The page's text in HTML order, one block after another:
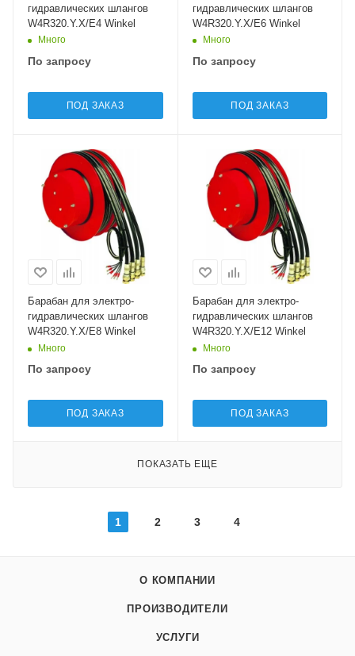
гидравлических шлангов
W4R320.Y.X/E4 Winkel
Много
По запросу
ПОД ЗАКАЗ
гидравлических шлангов
W4R320.Y.X/E6 Winkel
Много
По запросу
ПОД ЗАКАЗ
Барабан для электро-
гидравлических шлангов
W4R320.Y.X/E8 Winkel
Много
По запросу
ПОД ЗАКАЗ
Барабан для электро-
гидравлических шлангов
W4R320.Y.X/E12 Winkel
Много
По запросу
ПОД ЗАКАЗ
ПОКАЗАТЬ ЕЩЕ
1 2 3 4
О КОМПАНИИ
ПРОИЗВОДИТЕЛИ
УСЛУГИ